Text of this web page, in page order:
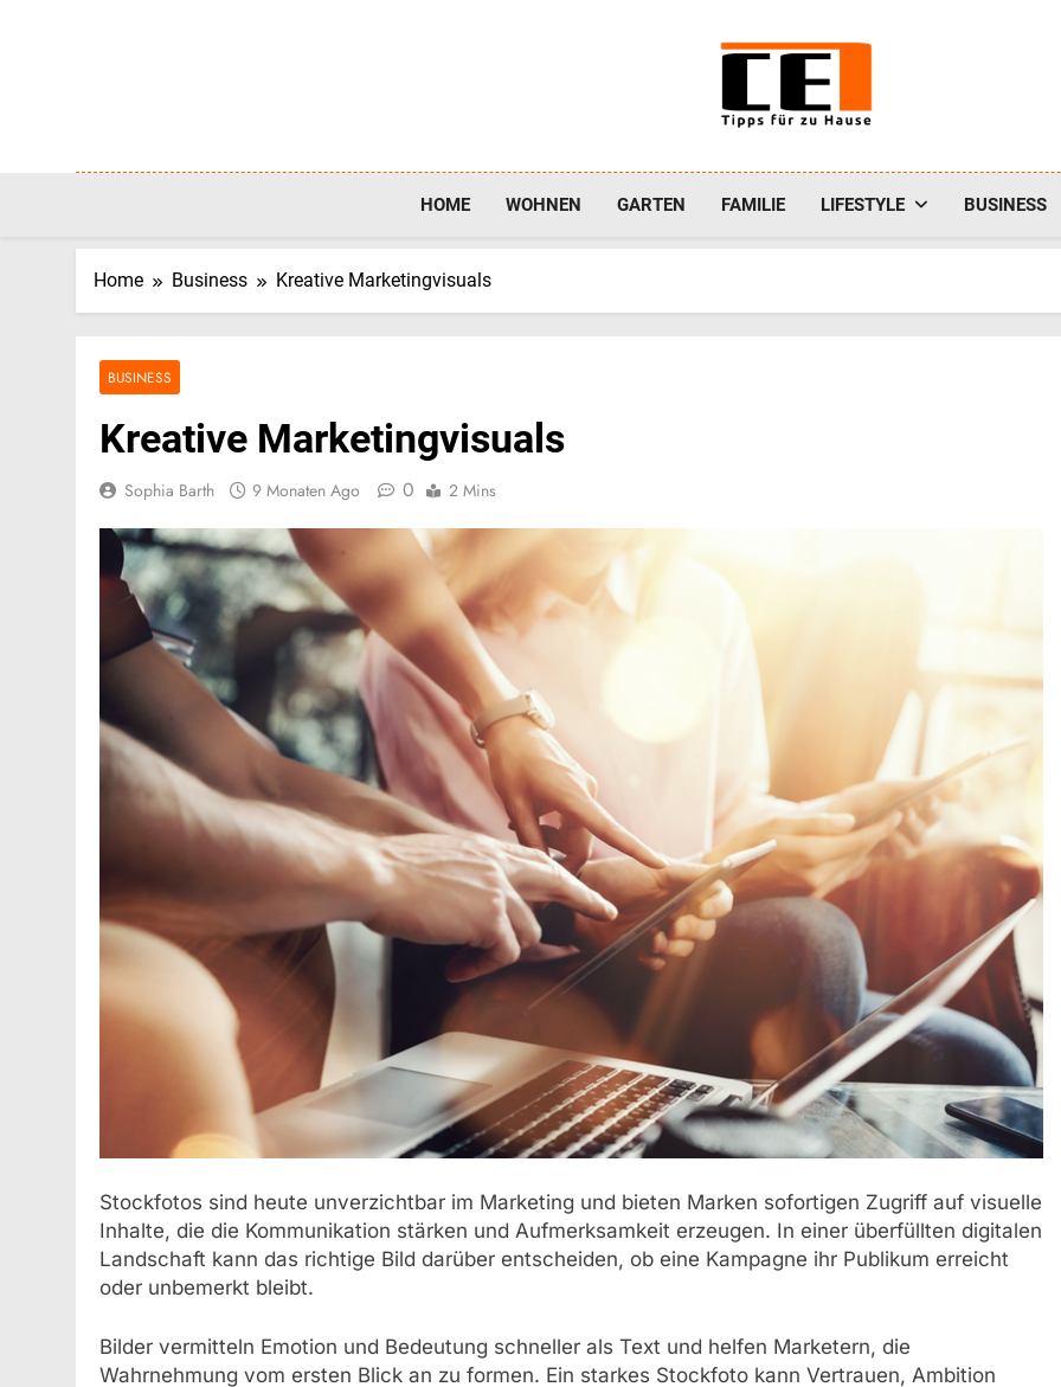
CE-1
HOME WOHNEN GARTEN FAMILIE LIFESTYLE BUSINESS
Home Business Kreative Marketingvisuals
BUSINESS
Kreative Marketingvisuals
Sophia Barth 9 Monaten Ago 0 2 Mins
Stockfotos sind heute unverzichtbar im Marketing und bieten Marken sofortigen Zugriff auf visuelle
Inhalte, die die Kommunikation stärken und Aufmerksamkeit erzeugen. In einer überfüllten digitalen
Landschaft kann das richtige Bild darüber entscheiden, ob eine Kampagne ihr Publikum erreicht
oder unbemerkt bleibt.
Bilder vermitteln Emotion und Bedeutung schneller als Text und helfen Marketern, die
Wahrnehmung vom ersten Blick an zu formen. Ein starkes Stockfoto kann Vertrauen, Ambition